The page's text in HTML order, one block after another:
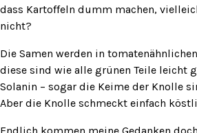
dass Kartoffeln dumm machen,
nicht?
Die Samen werden in
diese sind wie alle grünen Teile leicht
Solanin – sogar die Keime der Knolle
Aber die Knolle schmeckt einfach